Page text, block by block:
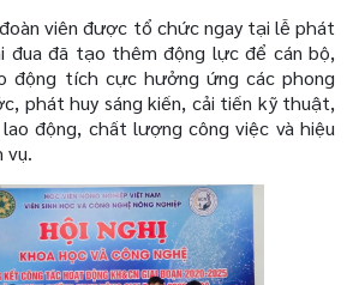
viên được tổ chức ngay tại lễ phát
đua đã tạo thêm động lực để cán bộ,
động tích cực hưởng ứng các phong
phát huy sáng kiến, cải tiến kỹ thuật,
động, chất lượng công việc và hiệu
vụ.